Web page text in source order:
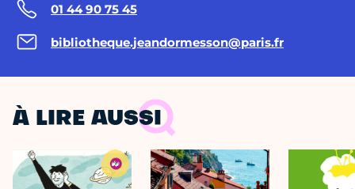
01 44 90 75 45
bibliotheque.jeandormesson@paris.fr
À LIRE AUSSI